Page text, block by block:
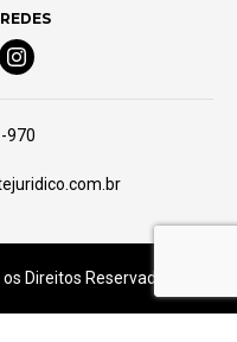
Social Media
Social Media
Instagram Social Media
970
Direitos Reservados